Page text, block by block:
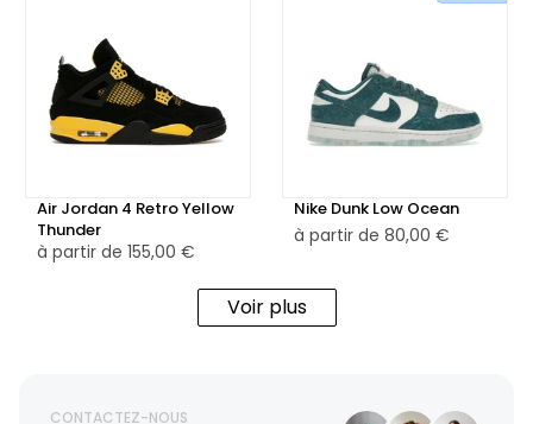
Air Jordan 4 Retro Yellow
Thunder
à partir de 155,00 €
Nike Dunk Low Ocean
à partir de 80,00 €
Voir plus
CONTACTEZ-NOUS